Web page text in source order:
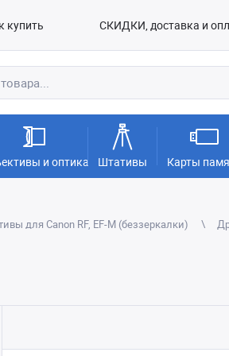
купить СКИДКИ, доставка и
и оптика Штативы Карты
для Canon RF, EF-M (беззеркалки)